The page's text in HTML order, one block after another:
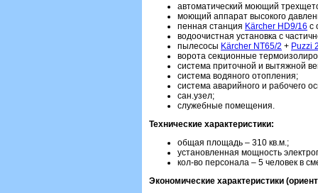
автоматический моющий
моющий аппарат высокого
пенная станция Kärcher HD9/16 с
водоочистная установка с
пылесосы Kärcher NT65/2 + Puzzi
ворота секционные
система приточной и вытяжной
система водяного отопления;
система аварийного и рабочего
сан.узел;
служебные помещения.
Технические характеристики:
общая площадь – 310 кв.м.;
установленная мощность
кол-во персонала – 5 человек в
Экономические характеристики